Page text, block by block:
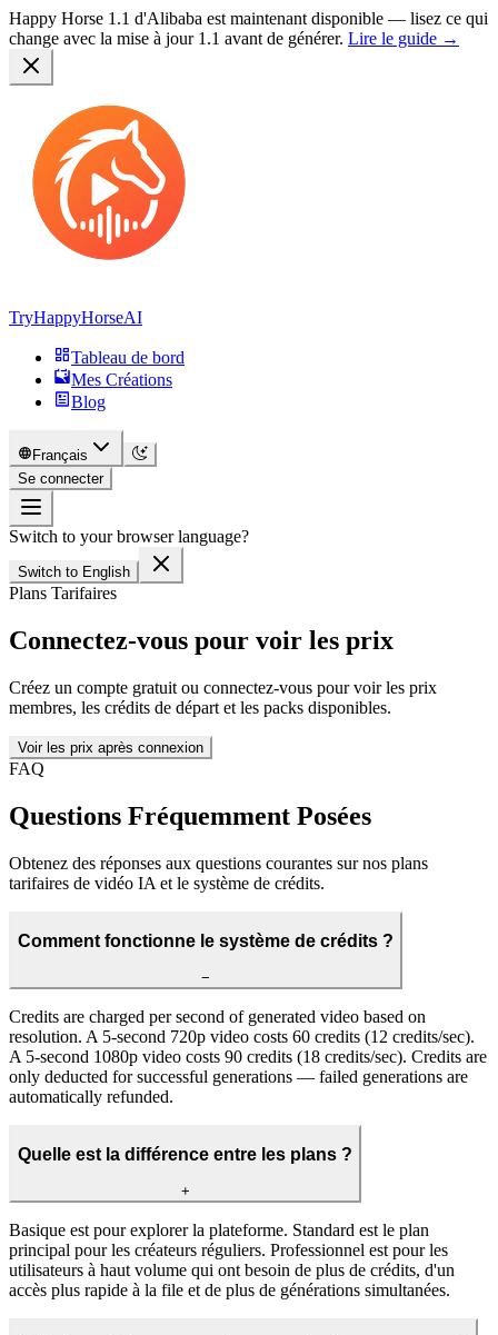
Happy Horse 1.1 d'Alibaba est maintenant disponible — lisez ce qui
change avec la mise à jour 1.1 avant de générer. Lire le guide →
TryHappyHorseAI
Tableau de bord
Mes Créations
Blog
Français
Se connecter
Switch to your browser language?
Switch to English
Plans Tarifaires
Connectez-vous pour voir les prix
Créez un compte gratuit ou connectez-vous pour voir les prix
membres, les crédits de départ et les packs disponibles.
Voir les prix après connexion
FAQ
Questions Fréquemment Posées
Obtenez des réponses aux questions courantes sur nos plans
tarifaires de vidéo IA et le système de crédits.
Comment fonctionne le système de crédits ?
−
Credits are charged per second of generated video based on
resolution. A 5-second 720p video costs 60 credits (12 credits/sec).
A 5-second 1080p video costs 90 credits (18 credits/sec). Credits are
only deducted for successful generations — failed generations are
automatically refunded.
Quelle est la différence entre les plans ?
+
Basique est pour explorer la plateforme. Standard est le plan
principal pour les créateurs réguliers. Professionnel est pour les
utilisateurs à haut volume qui ont besoin de plus de crédits, d'un
accès plus rapide à la file et de plus de générations simultanées.